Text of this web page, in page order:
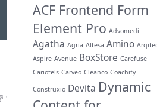
19.9
ACF Frontend Form
Element Pro Advomedi
Agatha Agria Altesa Amino Arqitec
Aspire Avenue BoxStore Carefuse
Cariotels Carveo Cleanco Coachify
Construxio Devita Dynamic